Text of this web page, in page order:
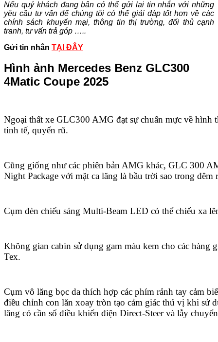
Nếu quý khách đang bận có thể gửi lại tin nhắn với những
yêu cầu tư vấn để chúng tôi có thể giải đáp tốt hơn về các
chính sách khuyến mại, thông tin thị trường, đối thủ cạnh
tranh, tư vấn trả góp …..
Gửi tin nhắn TẠI ĐÂY
Hình ảnh Mercedes Benz GLC300
4Matic Coupe 2025
Ngoại thất xe GLC300 AMG đạt sự chuẩn mực về hình
tinh tế, quyến rũ.
Cũng giống như các phiên bản AMG khác, GLC 300
Night Package với mặt ca lăng là bầu trời sao trong đêm
Cụm đèn chiếu sáng Multi-Beam LED có thể chiếu xa
Không gian cabin sử dụng gam màu kem cho các hàng
Tex.
Cụm vô lăng bọc da thích hợp các phím rảnh tay cảm
điều chỉnh con lăn xoay tròn tạo cảm giác thú vị khi sử
lăng có cần số điều khiển điện Direct-Steer và lẫy